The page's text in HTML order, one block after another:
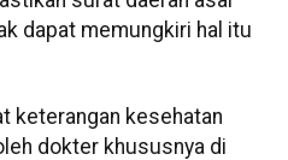
dapat memungkiri hal itu
keterangan kesehatan
dokter khususnya di